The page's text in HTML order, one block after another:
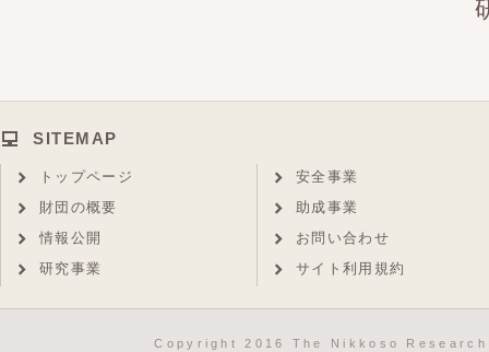
研
SITEMAP
トップページ
財団の概要
情報公開
研究事業
安全事業
助成事業
お問い合わせ
サイト利用規約
Copyright 2016 The Nikkoso